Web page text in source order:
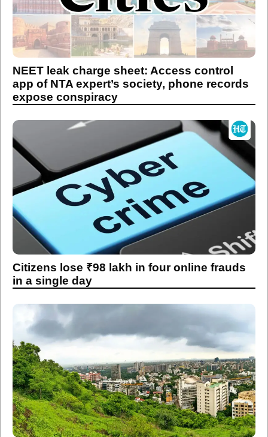
NEET leak charge sheet: Access control
app of NTA expert’s society, phone records
expose conspiracy
Citizens lose ₹98 lakh in four online frauds
in a single day